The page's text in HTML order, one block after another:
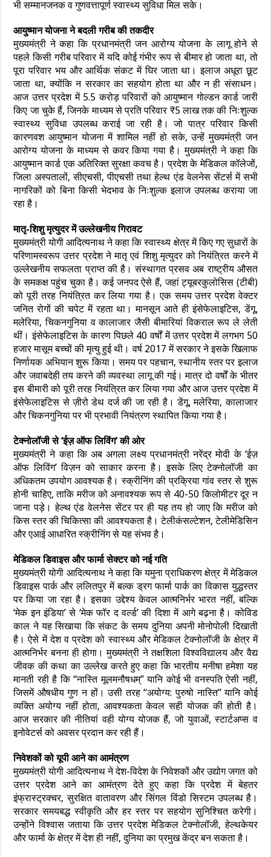
भी सम्मानजनक व गुणवत्तापूर्ण स्वास्थ्य सुविधा मिल सके।
आयुष्मान योजना ने बदली गरीब की तकदीर
मुख्यमंत्री ने कहा कि प्रधानमंत्री जन आरोग्य योजना के लागू होने से
पहले किसी गरीब परिवार में यदि कोई गंभीर रूप से बीमार हो जाता था, तो
पूरा परिवार भय और आर्थिक संकट में घिर जाता था। इलाज अधूरा छूट
जाता था, क्योंकि न सरकार का सहयोग होता था और न ही संसाधन।
आज उत्तर प्रदेश में 5.5 करोड़ परिवारों को आयुष्मान गोल्डन कार्ड जारी
किए जा चुके हैं, जिनके माध्यम से प्रति परिवार ₹5 लाख तक की निःशुल्क
स्वास्थ्य सुविधा उपलब्ध कराई जा रही है। जो पात्र परिवार किसी
कारणवश आयुष्मान योजना में शामिल नहीं हो सके, उन्हें मुख्यमंत्री जन
आरोग्य योजना के माध्यम से कवर किया गया है। मुख्यमंत्री ने कहा कि
आयुष्मान कार्ड एक अतिरिक्त सुरक्षा कवच है। प्रदेश के मेडिकल कॉलेजों,
जिला अस्पतालों, सीएचसी, पीएचसी तथा हेल्थ एंड वेलनेस सेंटर्स में सभी
नागरिकों को बिना किसी भेदभाव के निःशुल्क इलाज उपलब्ध कराया जा
रहा है।
मातृ-शिशु मृत्युदर में उल्लेखनीय गिरावट
मुख्यमंत्री योगी आदित्यनाथ ने कहा कि स्वास्थ्य क्षेत्र में किए गए सुधारों के
परिणामस्वरूप उत्तर प्रदेश ने मातृ एवं शिशु मृत्युदर को नियंत्रित करने में
उल्लेखनीय सफलता प्राप्त की है। संस्थागत प्रसव अब राष्ट्रीय औसत
के समकक्ष पहुंच चुका है। कई जनपद ऐसे हैं, जहां ट्यूबरकुलोसिस (टीबी)
को पूरी तरह नियंत्रित कर लिया गया है। एक समय उत्तर प्रदेश वेक्टर
जनित रोगों की चपेट में रहता था। मानसून आते ही इंसेफेलाइटिस, डेंगू,
मलेरिया, चिकनगुनिया व कालाजार जैसी बीमारियां विकराल रूप ले लेती
थीं। इंसेफेलाइटिस के कारण पिछले 40 वर्षों में उत्तर प्रदेश में लगभग 50
हजार मासूम बच्चों की मृत्यु हुई थी। वर्ष 2017 में सरकार ने इसके खिलाफ
निर्णायक अभियान शुरू किया। समय पर पहचान, स्थानीय स्तर पर इलाज
और जवाबदेही तय करने की व्यवस्था लागू की गई। मात्र दो वर्षों के भीतर
इस बीमारी को पूरी तरह नियंत्रित कर लिया गया और आज उत्तर प्रदेश में
इंसेफेलाइटिस से ज़ीरो डेथ दर्ज की जा रही है। डेंगू, मलेरिया, कालाजार
और चिकनगुनिया पर भी प्रभावी नियंत्रण स्थापित किया गया है।
टेक्नोलॉजी से ‘ईज़ ऑफ लिविंग’ की ओर
मुख्यमंत्री ने कहा कि अब अगला लक्ष्य प्रधानमंत्री नरेंद्र मोदी के ‘ईज़
ऑफ लिविंग’ विज़न को साकार करना है। इसके लिए टेक्नोलॉजी का
अधिकतम उपयोग आवश्यक है। स्क्रीनिंग की प्रक्रिया गांव स्तर से शुरू
होनी चाहिए, ताकि मरीज को अनावश्यक रूप से 40-50 किलोमीटर दूर न
जाना पड़े। हेल्थ एंड वेलनेस सेंटर पर ही यह तय हो जाए कि मरीज को
किस स्तर की चिकित्सा की आवश्यकता है। टेलीकंसल्टेशन, टेलीमेडिसिन
और एआई आधारित स्क्रीनिंग से यह संभव है।
मेडिकल डिवाइस और फार्मा सेक्टर को नई गति
मुख्यमंत्री योगी आदित्यनाथ ने कहा कि यमुना प्राधिकरण क्षेत्र में मेडिकल
डिवाइस पार्क और ललितपुर में बल्क ड्रग फार्मा पार्क का विकास युद्धस्तर
पर किया जा रहा है। इसका उद्देश्य केवल आत्मनिर्भर भारत नहीं, बल्कि
‘मेक इन इंडिया’ से ‘मेक फॉर द वर्ल्ड’ की दिशा में आगे बढ़ना है। कोविड
काल ने यह सिखाया कि संकट के समय दुनिया अपनी मोनोपोली दिखाती
है। ऐसे में देश व प्रदेश को स्वास्थ्य और मेडिकल टेक्नोलॉजी के क्षेत्र में
आत्मनिर्भर बनना ही होगा। मुख्यमंत्री ने तक्षशिला विश्वविद्यालय और वैद्य
जीवक की कथा का उल्लेख करते हुए कहा कि भारतीय मनीषा हमेशा यह
मानती रही है कि “नास्ति मूलमनौषधम्” यानि कोई भी वनस्पति ऐसी नहीं,
जिसमें औषधीय गुण न हों। उसी तरह “अयोग्य: पुरुषो नास्ति” यानि कोई
व्यक्ति अयोग्य नहीं होता, आवश्यकता केवल सही योजक की होती है।
आज सरकार की नीतियां वही योग्य योजक हैं, जो युवाओं, स्टार्टअप्स व
इनोवेटर्स को अवसर प्रदान कर रही हैं।
निवेशकों को यूपी आने का आमंत्रण
मुख्यमंत्री योगी आदित्यनाथ ने देश-विदेश के निवेशकों और उद्योग जगत को
उत्तर प्रदेश आने का आमंत्रण देते हुए कहा कि प्रदेश में बेहतर
इंफ्रास्ट्रक्चर, सुरक्षित वातावरण और सिंगल विंडो सिस्टम उपलब्ध है।
सरकार समयबद्ध स्वीकृति और हर स्तर पर सहयोग सुनिश्चित करेगी।
उन्होंने विश्वास जताया कि उत्तर प्रदेश मेडिकल टेक्नोलॉजी, हेल्थकेयर
और फार्मा के क्षेत्र में देश ही नहीं, दुनिया का प्रमुख केंद्र बन सकता है।